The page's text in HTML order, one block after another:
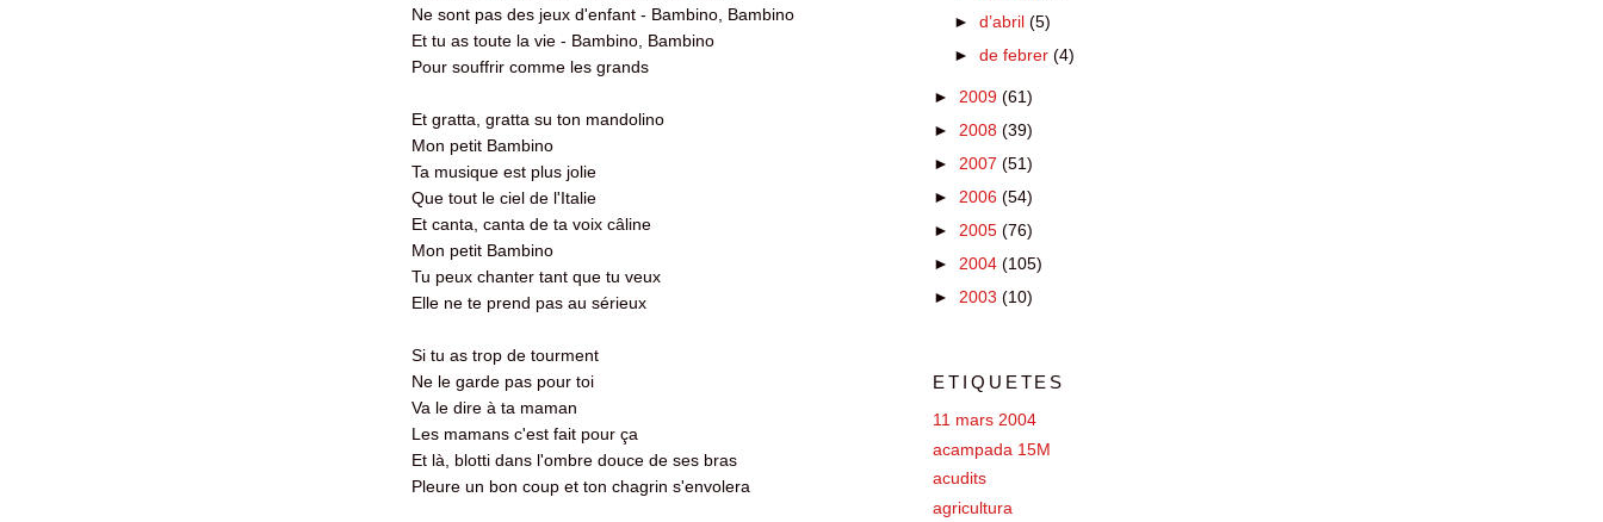
Ne sont pas des jeux d'enfant - Bambino, Bambino
Et tu as toute la vie - Bambino, Bambino
Pour souffrir comme les grands
Et gratta, gratta su ton mandolino
Mon petit Bambino
Ta musique est plus jolie
Que tout le ciel de l'Italie
Et canta, canta de ta voix câline
Mon petit Bambino
Tu peux chanter tant que tu veux
Elle ne te prend pas au sérieux
Si tu as trop de tourment
Ne le garde pas pour toi
Va le dire à ta maman
Les mamans c'est fait pour ça
Et là, blotti dans l'ombre douce de ses bras
Pleure un bon coup et ton chagrin s'envolera
► d’abril (5)
► de febrer (4)
► 2009 (61)
► 2008 (39)
► 2007 (51)
► 2006 (54)
► 2005 (76)
► 2004 (105)
► 2003 (10)
ETIQUETES
11 mars 2004
acampada 15M
acudits
agricultura